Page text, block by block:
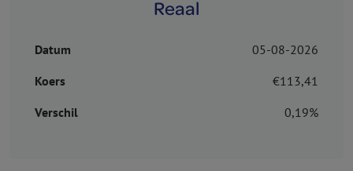
Reaal
Datum
05-08-2026
Koers
€113,41
Verschil
0,19%